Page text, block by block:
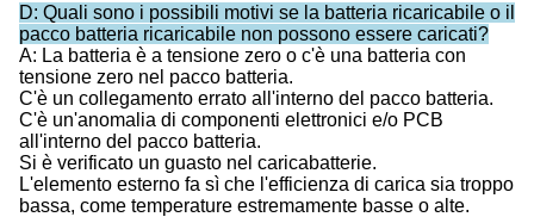
D: Quali sono i possibili motivi se la batteria ricaricabile o il
pacco batteria ricaricabile non possono essere caricati?
A: La batteria è a tensione zero o c'è una batteria con
tensione zero nel pacco batteria.
C'è un collegamento errato all'interno del pacco batteria.
C'è un'anomalia di componenti elettronici e/o PCB
all'interno del pacco batteria.
Si è verificato un guasto nel caricabatterie.
L'elemento esterno fa sì che l'efficienza di carica sia troppo
bassa, come temperature estremamente basse o alte.